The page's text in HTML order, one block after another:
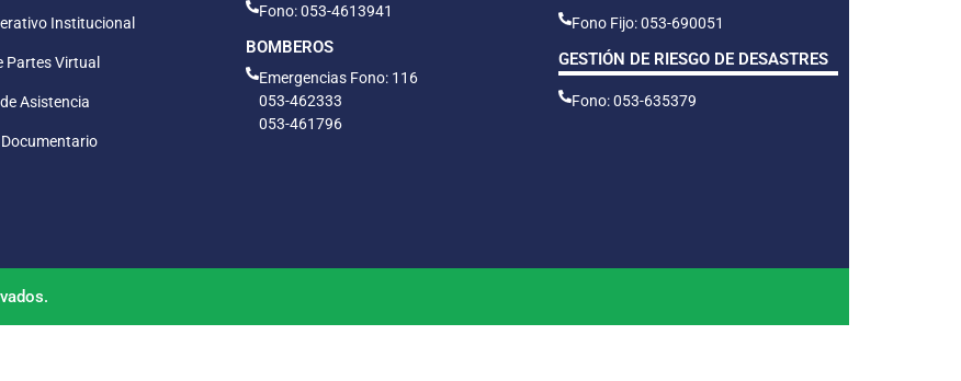
Institucional
Partes Virtual
Asistencia
Fono: 053-4613941
BOMBEROS
Emergencias Fono: 116
053-462333
053-461796
Fono Fijo: 053-690051
GESTIÓN DE RIESGO DE DESASTRES
Fono: 053-635379